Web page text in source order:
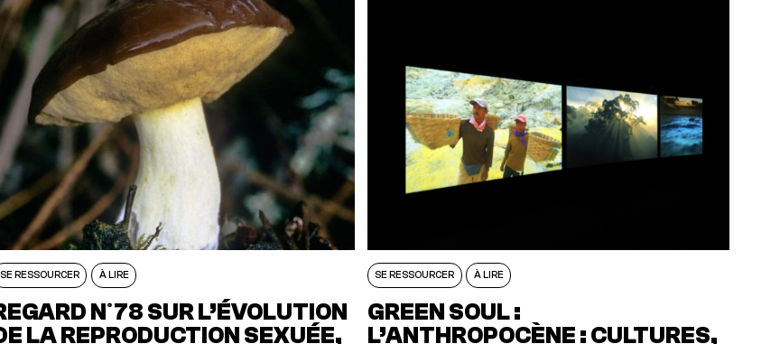
SE RESSOURCER À LIRE
N°78 SUR L’ÉVOLUTION
LA REPRODUCTION SEXUÉE,
SE RESSOURCER À LIRE
GREEN SOUL :
L’ANTHROPOCÈNE : CULTURES,